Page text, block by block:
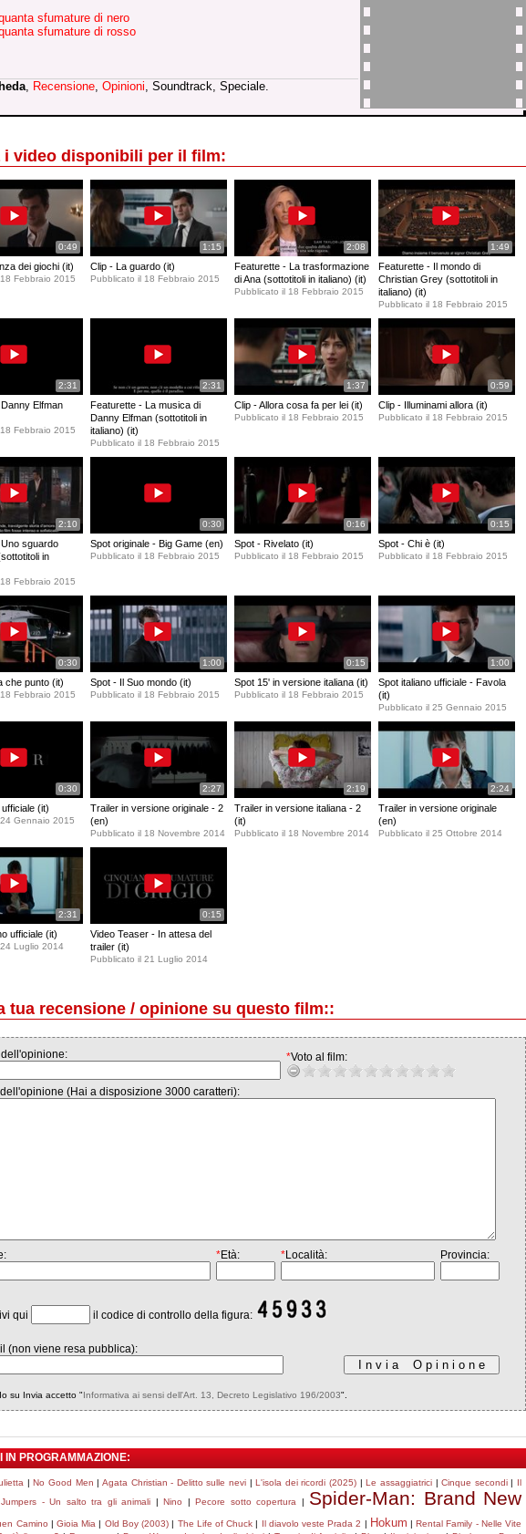
sfumature di nero
sfumature di rosso
, Recensione, Opinioni, Soundtrack, Speciale.
i video disponibili per il film:
0:49
dei giochi (it)
Febbraio 2015
1:15
Clip - La guardo (it)
Pubblicato il 18 Febbraio 2015
2:08
Featurette - La trasformazione
di Ana (sottotitoli in italiano) (it)
Pubblicato il 18 Febbraio 2015
1:49
Featurette - Il mondo di
Christian Grey (sottotitoli in
italiano) (it)
Pubblicato il 18 Febbraio 2015
2:31
Elfman
Febbraio 2015
2:31
Featurette - La musica di
Danny Elfman (sottotitoli in
italiano) (it)
Pubblicato il 18 Febbraio 2015
1:37
Clip - Allora cosa fa per lei (it)
Pubblicato il 18 Febbraio 2015
0:59
Clip - Illuminami allora (it)
Pubblicato il 18 Febbraio 2015
2:10
sguardo
in
Febbraio 2015
0:30
Spot originale - Big Game (en)
Pubblicato il 18 Febbraio 2015
0:16
Spot - Rivelato (it)
Pubblicato il 18 Febbraio 2015
0:15
Spot - Chi è (it)
Pubblicato il 18 Febbraio 2015
0:30
che punto (it)
Febbraio 2015
1:00
Spot - Il Suo mondo (it)
Pubblicato il 18 Febbraio 2015
0:15
Spot 15' in versione italiana (it)
Pubblicato il 18 Febbraio 2015
1:00
Spot italiano ufficiale - Favola
(it)
Pubblicato il 25 Gennaio 2015
0:30
(it)
Gennaio 2015
2:27
Trailer in versione originale - 2
(en)
Pubblicato il 18 Novembre 2014
2:19
Trailer in versione italiana - 2
(it)
Pubblicato il 18 Novembre 2014
2:24
Trailer in versione originale
(en)
Pubblicato il 25 Ottobre 2014
2:31
ufficiale (it)
Luglio 2014
0:15
Video Teaser - In attesa del
trailer (it)
Pubblicato il 21 Luglio 2014
tua recensione / opinione su questo film::
*Voto al film:
(Hai a disposizione 3000 caratteri):
*Età: *Località: Provincia:
qui il codice di controllo della figura:
(non viene resa pubblica):
su Invia accetto "Informativa ai sensi dell'Art. 13, Decreto Legislativo 196/2003".
IN PROGRAMMAZIONE:
|No Good Men | Agata Christian - Delitto sulle nevi |L'isola dei ricordi (2025) |Le assaggiatrici|Cinque secondi| Il
Jumpers - Un salto tra gli animali |Nino |Pecore sotto copertura | Spider-Man: Brand New
Camino |Gioia Mia | Old Boy (2003) | The Life of Chuck | Il diavolo veste Prada 2 | Hokum |Rental Family - Nelle Vite